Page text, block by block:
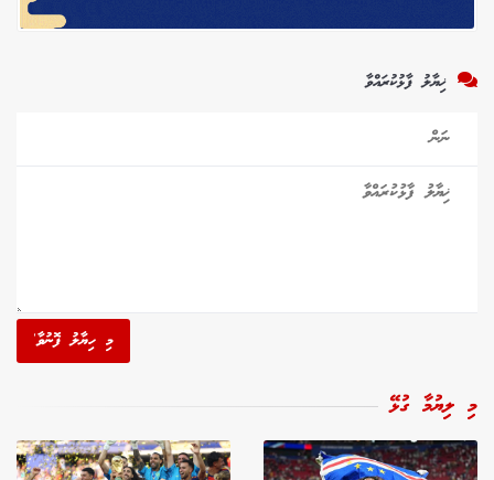
ޚިޔާލު ފާޅުކުރައްވާ
މި ހިޔާލު ފޮނުވާ'
މި ލިޔުމާ ގުޅޭ